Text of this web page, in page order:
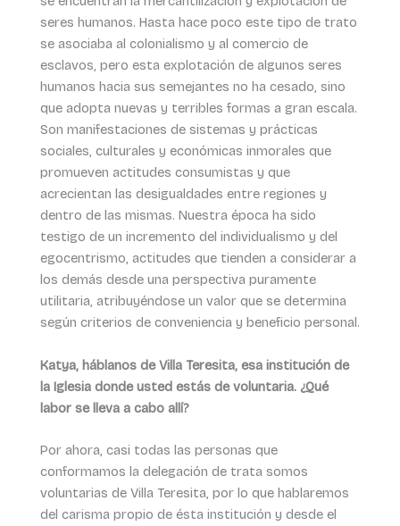
seres humanos. Hasta hace poco este tipo de trato
se asociaba al colonialismo y al comercio de
esclavos, pero esta explotación de algunos seres
humanos hacia sus semejantes no ha cesado, sino
que adopta nuevas y terribles formas a gran escala.
Son manifestaciones de sistemas y prácticas
sociales, culturales y económicas inmorales que
promueven actitudes consumistas y que
acrecientan las desigualdades entre regiones y
dentro de las mismas. Nuestra época ha sido
testigo de un incremento del individualismo y del
egocentrismo, actitudes que tienden a considerar a
los demás desde una perspectiva puramente
utilitaria, atribuyéndose un valor que se determina
según criterios de conveniencia y beneficio personal.
Katya, háblanos de Villa Teresita, esa institución de
la Iglesia donde usted estás de voluntaria. ¿Qué
labor se lleva a cabo allí?
Por ahora, casi todas las personas que
conformamos la delegación de trata somos
voluntarias de Villa Teresita, por lo que hablaremos
del carisma propio de ésta institución y desde el